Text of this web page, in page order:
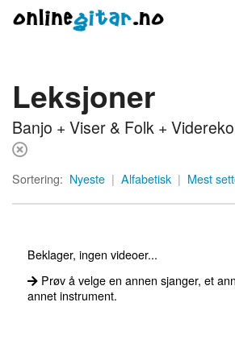
Meny
Logg inn
Bli medlem
Om onlinegitar.no
Leksjoner
Banjo + Viser & Folk +
Sortering: Nyeste | Alfabetisk | Mest
Beklager, ingen videoer...
Prøv å velge en annen sjanger, et
annet instrument.